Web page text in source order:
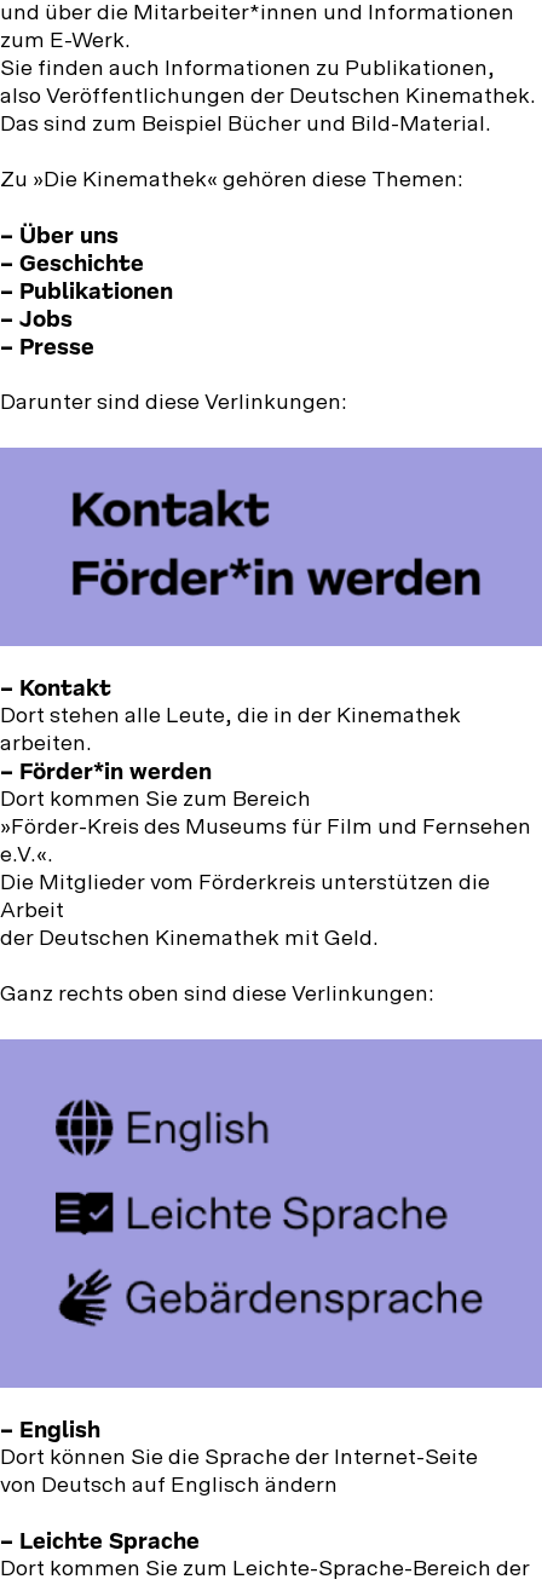
und über die Mitarbeiter*innen und Informationen
zum E-Werk.
Sie finden auch Informationen zu Publikationen,
also Veröffentlichungen der Deutschen Kinemathek.
Das sind zum Beispiel Bücher und Bild-Material.
Zu »Die Kinemathek« gehören diese Themen:
– Über uns
– Geschichte
– Publikationen
– Jobs
– Presse
Darunter sind diese Verlinkungen:
– Kontakt
Dort stehen alle Leute, die in der Kinemathek
arbeiten.
– Förder*in werden
Dort kommen Sie zum Bereich
»Förder-Kreis des Museums für Film und Fernsehen
e.V.«.
Die Mitglieder vom Förderkreis unterstützen die
Arbeit
der Deutschen Kinemathek mit Geld.
Ganz rechts oben sind diese Verlinkungen:
– English
Dort können Sie die Sprache der Internet-Seite
von Deutsch auf Englisch ändern
– Leichte Sprache
Dort kommen Sie zum Leichte-Sprache-Bereich der